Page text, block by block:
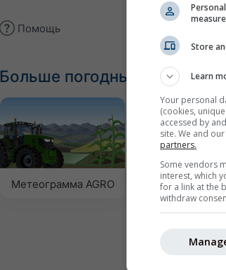
Помощь
Больше погодных данных
Метеограмма AGRO Карты
Store
Learn
Your personal
(cookies,
accessed by
site. We and
partners.
Some vendors
interest, which
for a link at the
withdraw